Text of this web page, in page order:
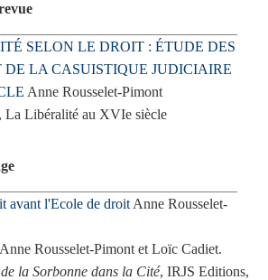
SELON LE DROIT : ÉTUDE DES
DE LA CASUISTIQUE JUDICIAIRE
Anne Rousselet-Pimont
La Libéralité au XVIe siècle
avant l'Ecole de droit Anne Rousselet-
Rousselet-Pimont et Loïc Cadiet.
la Sorbonne dans la Cité, IRJS Editions,